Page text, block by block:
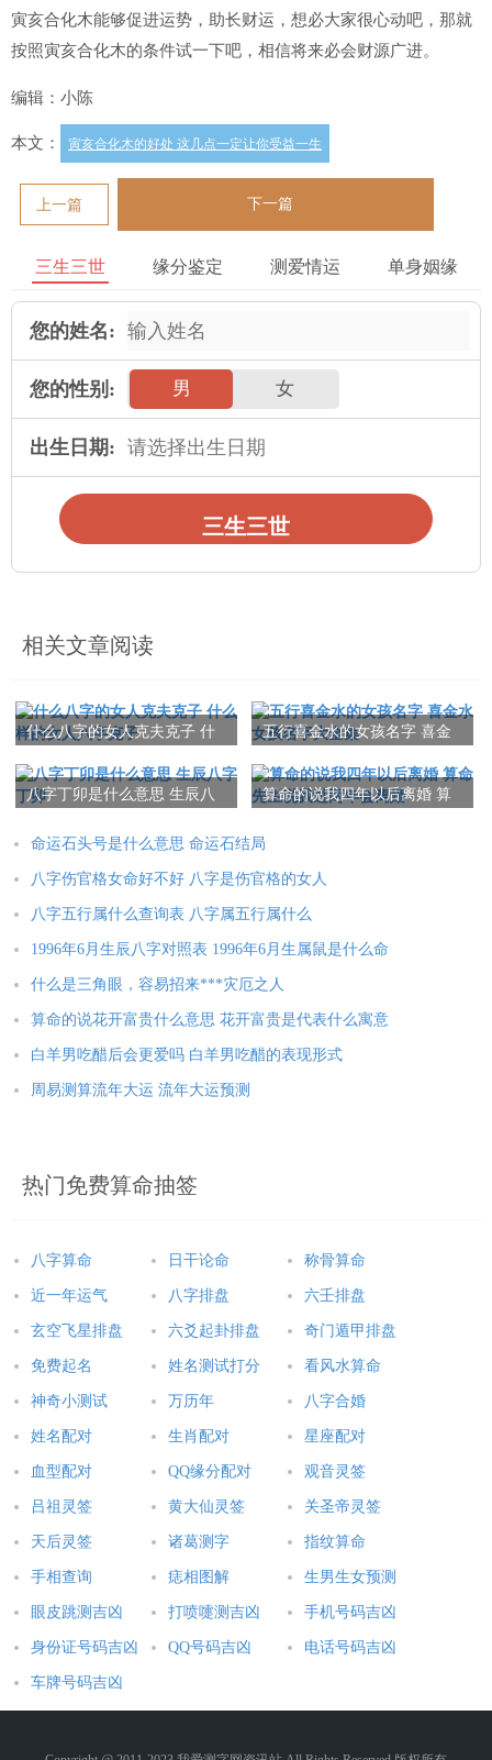
寅亥合化木能够促进运势，助长财运，想必大家很心动吧，那就
按照寅亥合化木的条件试一下吧，相信将来必会财源广进。
编辑：小陈
本文： 寅亥合化木的好处 这几点一定让你受益一生
上一篇 下一篇
三生三世 缘分鉴定 测爱情运 单身姻缘
您的姓名:
您的性别: 男 女
出生日期:
三生三世
相关文章阅读
什么八字的女人克夫克子 什
五行喜金水的女孩名字 喜金
八字丁卯是什么意思 生辰八
算命的说我四年以后离婚 算
命运石头号是什么意思 命运石结局
八字伤官格女命好不好 八字是伤官格的女人
八字五行属什么查询表 八字属五行属什么
1996年6月生辰八字对照表 1996年6月生属鼠是什么命
什么是三角眼，容易招来***灾厄之人
算命的说花开富贵什么意思 花开富贵是代表什么寓意
白羊男吃醋后会更爱吗 白羊男吃醋的表现形式
周易测算流年大运 流年大运预测
热门免费算命抽签
八字算命 日干论命 称骨算命
近一年运气 八字排盘 六壬排盘
玄空飞星排盘 六爻起卦排盘 奇门遁甲排盘
免费起名 姓名测试打分 看风水算命
神奇小测试 万历年 八字合婚
姓名配对 生肖配对 星座配对
血型配对 QQ缘分配对 观音灵签
吕祖灵签 黄大仙灵签 关圣帝灵签
天后灵签 诸葛测字 指纹算命
手相查询 痣相图解 生男生女预测
眼皮跳测吉凶 打喷嚏测吉凶 手机号码吉凶
身份证号码吉凶 QQ号码吉凶 电话号码吉凶
车牌号码吉凶